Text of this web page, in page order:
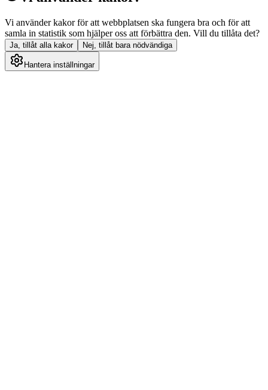
Vi använder kakor för att webbplatsen ska fungera bra och för att
samla in statistik som hjälper oss att förbättra den. Vill du tillåta det?
Ja, tillåt alla kakor Nej, tillåt bara nödvändiga
Hantera inställningar